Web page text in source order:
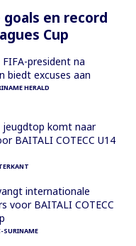
en record
Cup
president na
biedt excuses aan
HERALD
komt naar
BAITALI COTECC U14
internationale
voor BAITALI COTECC
SURINAME